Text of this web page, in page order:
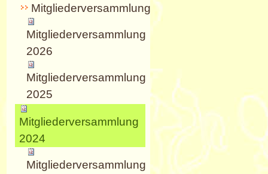
Mitgliederversammlungen
Mitgliederversammlung
2026
Mitgliederversammlung
2025
Mitgliederversammlung
2024
Mitgliederversammlung